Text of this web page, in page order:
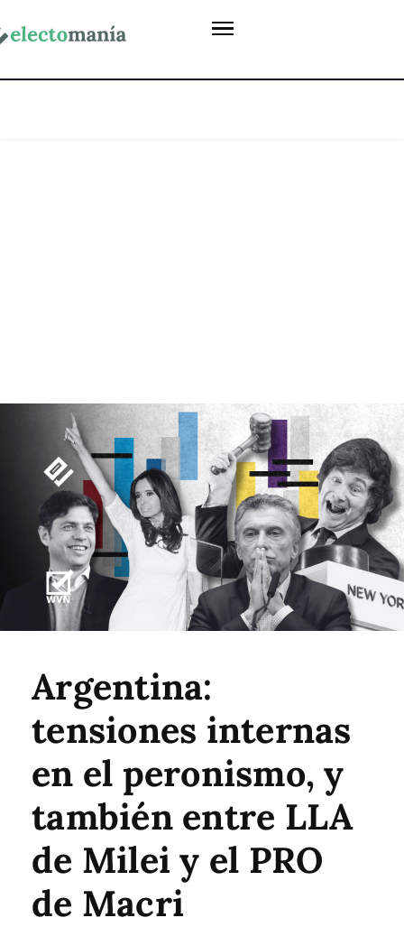
Argentina:
tensiones internas
en el peronismo, y
también entre LLA
de Milei y el PRO
de Macri